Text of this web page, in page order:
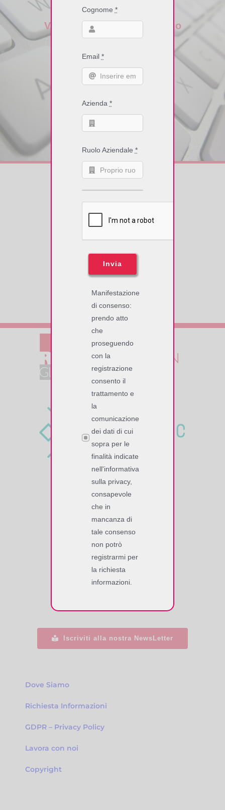
Vuoi informazioni tecniche o
commerciali sui
dispositivi e servizi?
Facebook
X LinkedIn
WhatsApp
Pinterest
SOFTWORK SrL
Via Giuseppe Zanardelli, 13/A
25062 Concesio (BS), Italy
Tel. +39 030 2008149 r.a.
P. IVA/C.F. 02118770177
codice SDI – KRRH6B9
Iscriviti alla nostra NewsLetter
Dove Siamo
Richiesta Informazioni
GDPR – Privacy Policy
Lavora con noi
Copyright
Cognome *
Email *
Azienda *
Ruolo Aziendale *
Invia
Manifestazione
di consenso:
prendo atto
che
proseguendo
con la
registrazione
consento il
trattamento e
la
comunicazione
dei dati di cui
sopra per le
finalità indicate
nell'informativa
sulla privacy,
consapevole
che in
mancanza di
tale consenso
non potrò
registrarmi per
la richiesta
informazioni.